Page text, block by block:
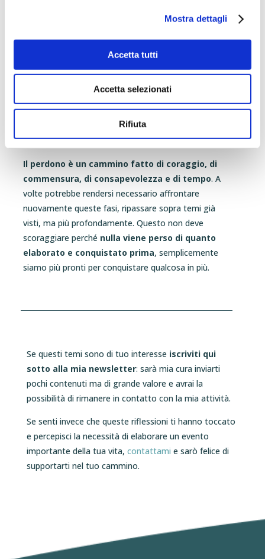
Mostra dettagli
Accetta tutti
Accetta selezionati
Rifiuta
. Non ci sono esistenze
totalmente perfette e felici, un’aspirazione di questo
genere è puerile e poco realistica:la Vita è troppo
ricca e variegata per essere monocromatica.
di gioia, gratitudine e felicità che possano medicare
le ferite e ricordarci che possiamo tornare a vivere e
dimenticare davvero il passato, perché
qualcosa di meglio che ci attende.
Il perdono è un cammino fatto di coraggio, di
commensura, di consapevolezza e di tempo. A
volte potrebbe rendersi necessario affrontare
nuovamente queste fasi, ripassare sopra temi già
visti, ma più profondamente. Questo non deve
scoraggiare perché nulla viene perso di quanto
elaborato e conquistato prima, semplicemente
siamo più pronti per conquistare qualcosa in più.
Se questi temi sono di tuo interesse iscriviti qui
sotto alla mia newsletter: sarà mia cura inviarti
pochi contenuti ma di grande valore e avrai la
possibilità di rimanere in contatto con la mia attività.
Se senti invece che queste riflessioni ti hanno toccato
e percepisci la necessità di elaborare un evento
importante della tua vita, contattami e sarò felice di
supportarti nel tuo cammino.